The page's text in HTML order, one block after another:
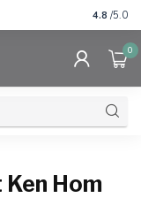
Gratis
4.8 /5.0
0
Hom